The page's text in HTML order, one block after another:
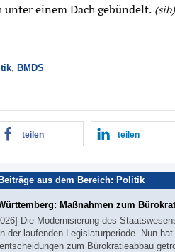
unter einem Dach gebündelt. (sib)
BMDS
teilen teilen
aus dem Bereich: Politik
Maßnahmen zum
Die Modernisierung des
der laufenden Legislaturperiode. Nun
zum Bürokratieabbau